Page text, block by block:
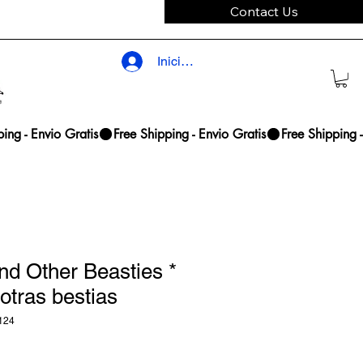
Contact Us
Iniciar sesión
Other Beasties *
bestias